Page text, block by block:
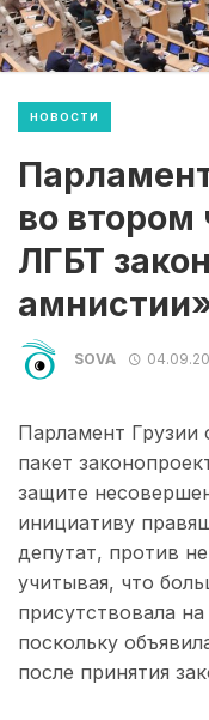
НОВОСТИ
во втором
ЛГБТ
SOVA
Парламент Грузии
пакет
защите
инициативу
депутат, против
учитывая, что
присутствовала
поскольку
после принятия